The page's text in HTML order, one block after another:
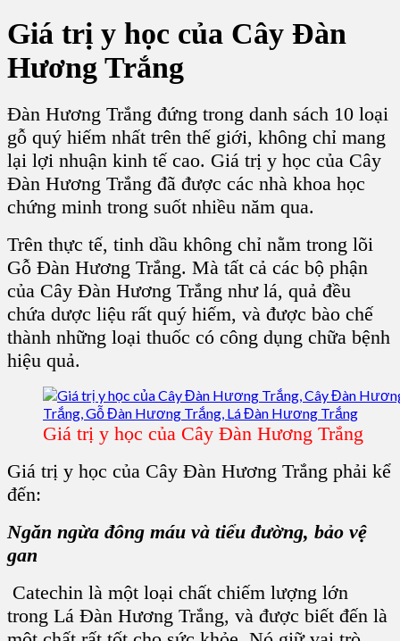
Giá trị y học của Cây Đàn
Hương Trắng
Đàn Hương Trắng đứng trong danh sách 10 loại
gỗ quý hiếm nhất trên thế giới, không chỉ mang
lại lợi nhuận kinh tế cao. Giá trị y học của Cây
Đàn Hương Trắng đã được các nhà khoa học
chứng minh trong suốt nhiều năm qua.
Trên thực tế, tinh dầu không chỉ nằm trong lõi
Gỗ Đàn Hương Trắng. Mà tất cả các bộ phận
của Cây Đàn Hương Trắng như lá, quả đều
chứa dược liệu rất quý hiếm, và được bào chế
thành những loại thuốc có công dụng chữa bệnh
hiệu quả.
Giá trị y học của Cây Đàn Hương Trắng
Giá trị y học của Cây Đàn Hương Trắng phải kể
đến:
Ngăn ngừa đông máu và tiểu đường, bảo vệ
gan
Catechin là một loại chất chiếm lượng lớn
trong Lá Đàn Hương Trắng, và được biết đến là